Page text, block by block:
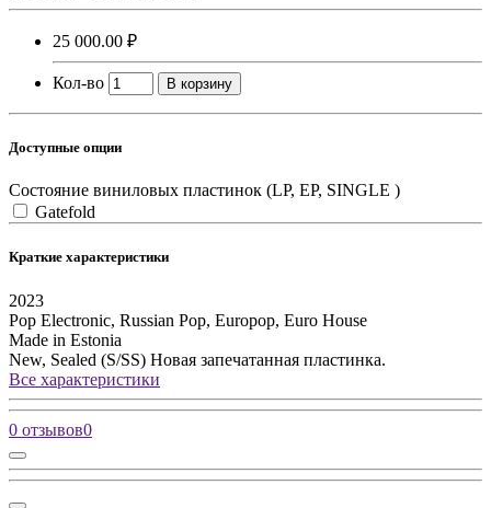
25 000.00 ₽
Кол-во В корзину
Доступные опции
Состояние виниловых пластинок (LP, EP, SINGLE )
Gatefold
Краткие характеристики
2023
Pop Electronic, Russian Pop, Europop, Euro House
Made in Estonia
New, Sealed (S/SS) Новая запечатанная пластинка.
Все характеристики
0 отзывов0